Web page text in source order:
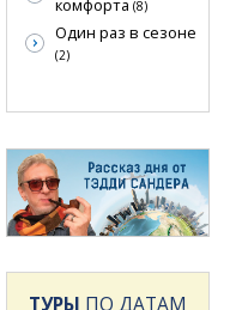
комфорта (8)
Один раз в сезоне
(2)
ТУРЫ ПО ДАТАМ